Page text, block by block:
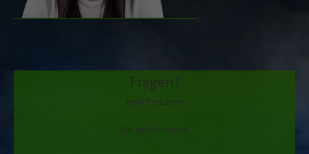
Fragen?
Kein Problem!
Wir beißen nicht.